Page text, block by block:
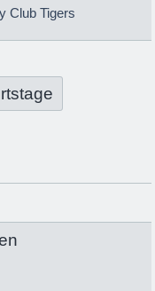
Club Tigers